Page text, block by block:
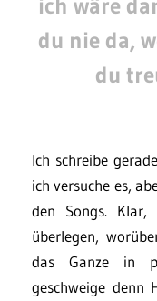
ich wäre
du nie da,
du
Ich schreibe
ich versuche es,
den Songs.
überlegen,
das Ganze in
geschweige denn